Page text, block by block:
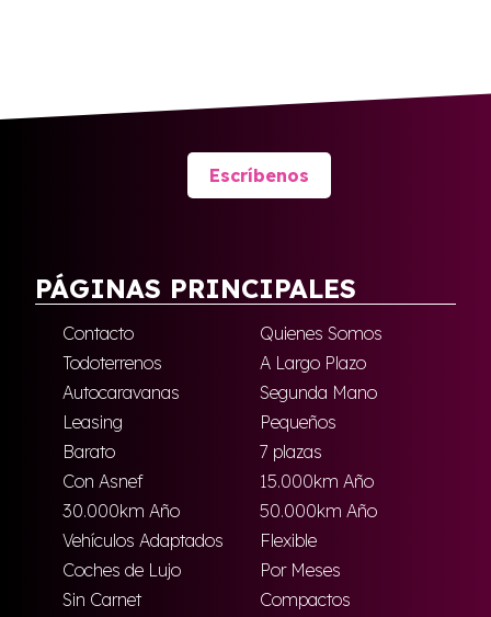
Escríbenos
PÁGINAS PRINCIPALES
Contacto
Quienes Somos
Todoterrenos
A Largo Plazo
Autocaravanas
Segunda Mano
Leasing
Pequeños
Barato
7 plazas
Con Asnef
15.000km Año
30.000km Año
50.000km Año
Vehículos Adaptados
Flexible
Coches de Lujo
Por Meses
Sin Carnet
Compactos